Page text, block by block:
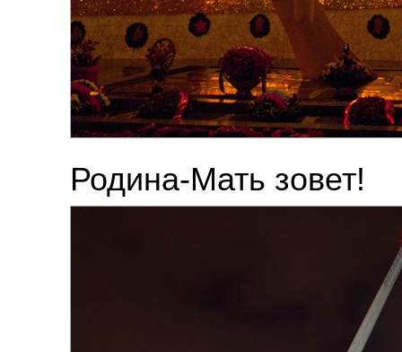
Родина-Мать зовет!